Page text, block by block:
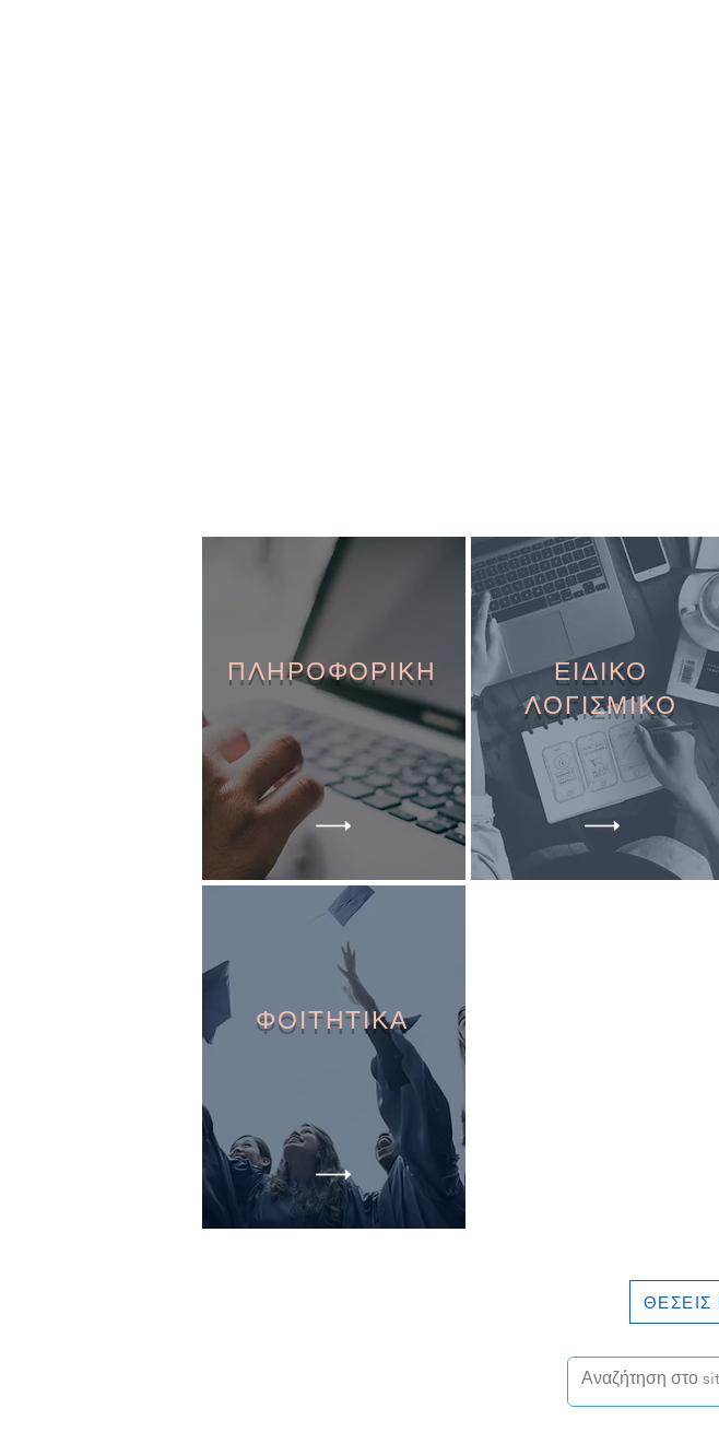
ΠΛΗΡΟΦΟΡΙΚΗ
ΕΙΔΙΚΟ
ΛΟΓΙΣΜΙΚΟ
ΦΟΙΤΗΤΙΚΑ
ΘΕΣΕΙΣ